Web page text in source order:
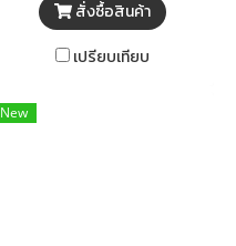
?! - เริ่มแล้วครับ หลังจากที่ห่าง
คิดถึงกัน...
สั่งซื้อสินค้า
เปรียบเทียบ
New